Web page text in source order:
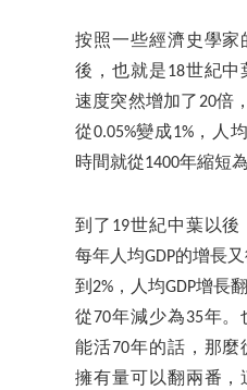
按照一些經濟史學家
後，也就是18世紀中
速度突然增加了20倍
從0.05%變成1%，人
時間就從1400年縮短為
到了19世紀中葉以後
每年人均GDP的增長
到2%，人均GDP增長
從70年減少為35年
能活70年的話，那麼
擁有量可以翻兩番，